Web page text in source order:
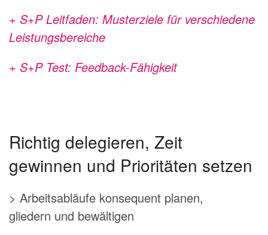
+ S+P Leitfaden: Musterziele für verschiedene
Leistungsbereiche
+ S+P Test: Feedback-Fähigkeit
Richtig delegieren, Zeit
gewinnen und Prioritäten setzen
> Arbeitsabläufe konsequent planen,
gliedern und bewältigen